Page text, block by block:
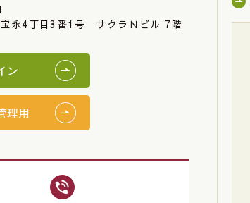
永4丁目3番1号 サクラＮビル 7階
ン
理用